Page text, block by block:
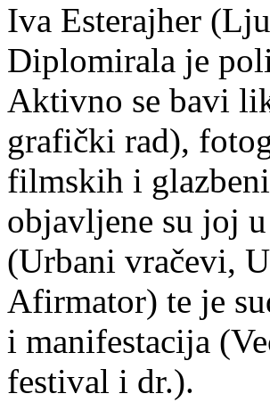
Iva Esterajher
Diplomirala je
Aktivno se bavi
grafički rad),
filmskih i
objavljene su joj
(Urbani vračevi,
Afirmator) te je
i manifestacija
festival i dr.).